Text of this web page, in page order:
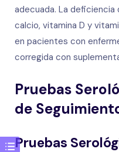
adecuada. La
calcio, vitamina D y
en pacientes con
corregida con
Pruebas
de
Pruebas